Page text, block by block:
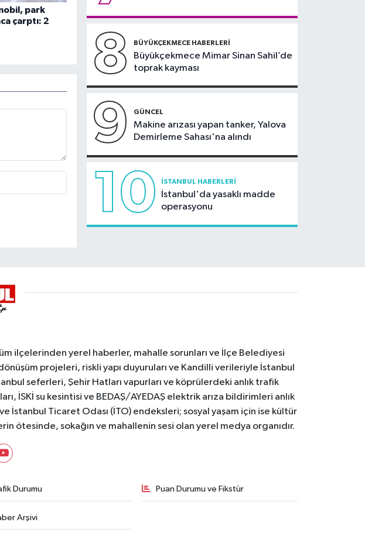
park
çarptı: 2
8 BÜYÜKÇEKMECE HABERLERI
Büyükçekmece Mimar Sinan Sahil’de
toprak kayması
9 GÜNCEL
Makine arızası yapan tanker, Yalova
Demirleme Sahası'na alındı
10 İSTANBUL HABERLERI
İstanbul'da yasaklı madde
operasyonu
ilçelerinden yerel haberler, mahalle sorunları ve İlçe Belediyesi
projeleri, riskli yapı duyuruları ve Kandilli verileriyle İstanbul
seferleri, Şehir Hatları vapurları ve köprülerdeki anlık trafik
İSKİ su kesintisi ve BEDAŞ/AYEDAŞ elektrik arıza bildirimleri anlık
İstanbul Ticaret Odası (İTO) endeksleri; sosyal yaşam için ise kültür
sokağın ve mahallenin sesi olan yerel medya organıdır.
Durumu Puan Durumu ve Fikstür
Arşivi